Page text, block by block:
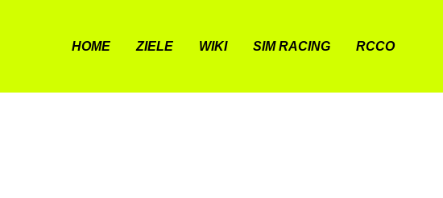
HOME ZIELE WIKI SIM RACING RCCO